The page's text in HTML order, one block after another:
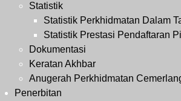
Statistik
Statistik Perkhidmatan Dalam
Statistik Prestasi Pendaftaran
Dokumentasi
Keratan Akhbar
Anugerah Perkhidmatan
Penerbitan